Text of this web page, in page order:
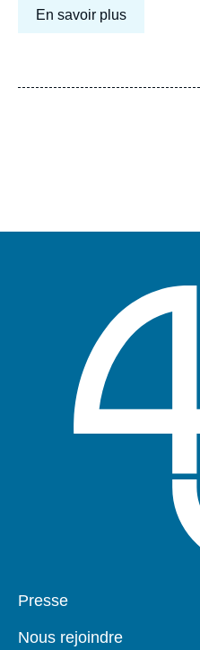
En savoir plus
Pied
Presse
Nous rejoindre